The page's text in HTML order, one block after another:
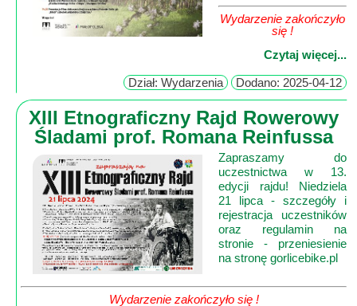
Trasy
Przepisy
przepis
Forum
Wioska
Wydarzenie zakończyło
się !
Czytaj więcej...
Dział: Wydarzenia Dodano: 2025-04-12
XIII Etnograficzny Rajd Rowerowy
Śladami prof. Romana Reinfussa
Zapraszamy do
uczestnictwa w 13.
edycji rajdu! Niedziela
21 lipca - szczegóły i
rejestracja uczestników
oraz regulamin na
stronie - przeniesienie
Wydarzenie zakończyło się !